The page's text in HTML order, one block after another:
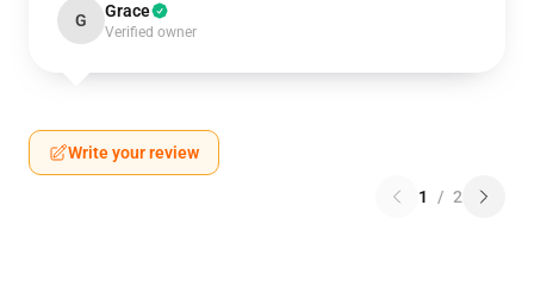
G Grace
Verified owner
Write your review
1 / 2